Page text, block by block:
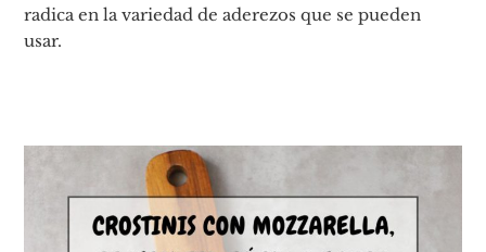
radica en la variedad de aderezos que se pueden
usar.